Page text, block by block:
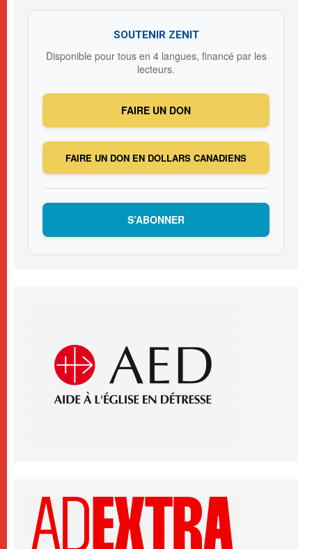
SOUTENIR ZENIT
Disponible pour tous en 4 langues, financé par les
lecteurs.
FAIRE UN DON
FAIRE UN DON EN DOLLARS CANADIENS
S’ABONNER